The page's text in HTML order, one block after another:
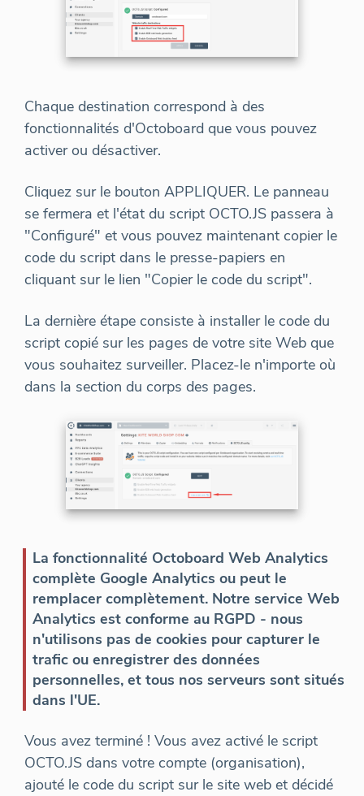
Chaque destination correspond à des
fonctionnalités d'Octoboard que vous pouvez
activer ou désactiver.
Cliquez sur le bouton APPLIQUER. Le panneau
se fermera et l'état du script OCTO.JS passera à
"Configuré" et vous pouvez maintenant copier le
code du script dans le presse-papiers en
cliquant sur le lien "Copier le code du script".
La dernière étape consiste à installer le code du
script copié sur les pages de votre site Web que
vous souhaitez surveiller. Placez-le n'importe où
dans la section du corps des pages.
La fonctionnalité Octoboard Web Analytics
complète Google Analytics ou peut le
remplacer complètement. Notre service Web
Analytics est conforme au RGPD - nous
n'utilisons pas de cookies pour capturer le
trafic ou enregistrer des données
personnelles, et tous nos serveurs sont situés
dans l'UE.
Vous avez terminé ! Vous avez activé le script
OCTO.JS dans votre compte (organisation),
ajouté le code du script sur le site web et décidé